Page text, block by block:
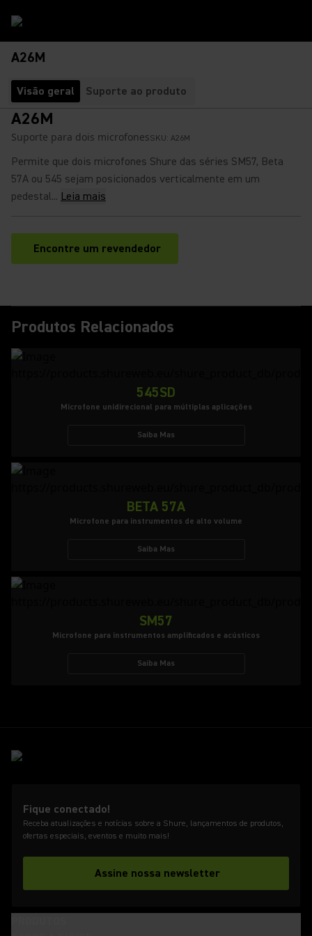
A26M
Visão geral Suporte ao produto
A26M
Suporte para dois microfonesSKU: A26M
Permite que dois microfones Shure das séries SM57, Beta
57A ou 545 sejam posicionados verticalmente em um
pedestal... Leia mais
Encontre um revendedor
(Opens in a new tab)
Produtos Relacionados
545SD
Microfone unidirecional para múltiplas aplicações
Saiba Mas
BETA 57A
Microfone para instrumentos de alto volume
Saiba Mas
SM57
Microfone para instrumentos amplificados e acústicos
Saiba Mas
Fique conectado!
Receba atualizações e notícias sobre a Shure, lançamentos de produtos,
ofertas especiais, eventos e muito mais!
Assine nossa newsletter